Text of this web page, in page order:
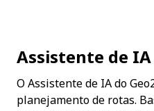
Assistente de IA
O Assistente de IA do
planejamento de rotas.